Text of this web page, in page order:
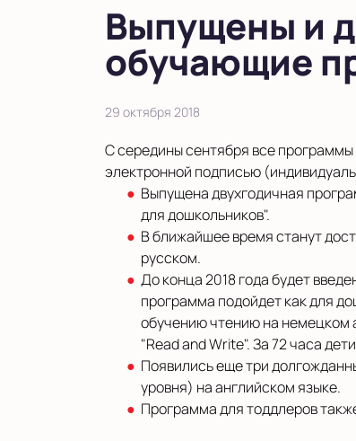
Выпущены и
обучающие
29 октября 2018
С середины сентября все
электронной подписью
Выпущена двухгодичная
для дошкольников".
В ближайшее время станут
русском.
До конца 2018 года будет
программа подойдет как для
обучению чтению на немецком
"Read and Write". За 72 часа
Появились еще три
уровня) на английском языке.
Программа для тоддлеров